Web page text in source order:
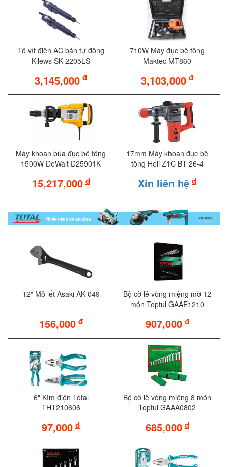
Tô vít điện AC bán tự động
Kilews SK-2205LS
3,145,000 đ
710W Máy đục bê tông
Maktec MT860
3,103,000 đ
Máy khoan búa đục bê tông
1500W DeWalt D25901K
15,217,000 đ
17mm Máy khoan đục bê
tông Heli Z1C BT 26-4
Xin liên hệ đ
12" Mỏ lết Asaki AK-049
156,000 đ
Bộ cờ lê vòng miệng mờ 12
món Toptul GAAE1210
907,000 đ
6" Kìm điện Total
THT210606
97,000 đ
Bộ cờ lê vòng miệng 8 món
Toptul GAAA0802
685,000 đ